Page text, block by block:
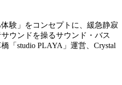
体験」をコンセプトに、緩急静寂
ウンドを操るサウンド・バス
「studio PLAYA」運営、Crystal